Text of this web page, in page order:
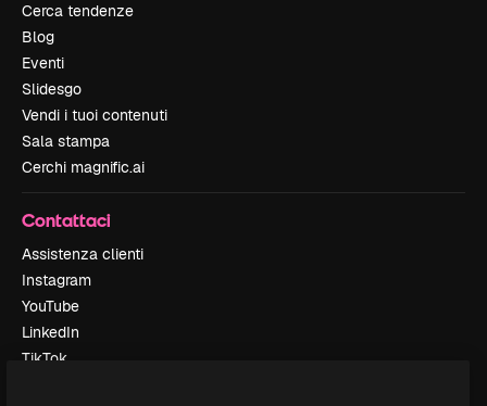
Cerca tendenze
Blog
Eventi
Slidesgo
Vendi i tuoi contenuti
Sala stampa
Cerchi magnific.ai
Contattaci
Assistenza clienti
Instagram
YouTube
LinkedIn
TikTok